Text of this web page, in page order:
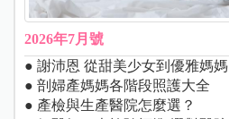
2026年7月號
● 謝沛恩 從甜美少女到優雅媽媽
● 剖婦產媽媽各階段照護大全
● 產檢與生產醫院怎麼選？